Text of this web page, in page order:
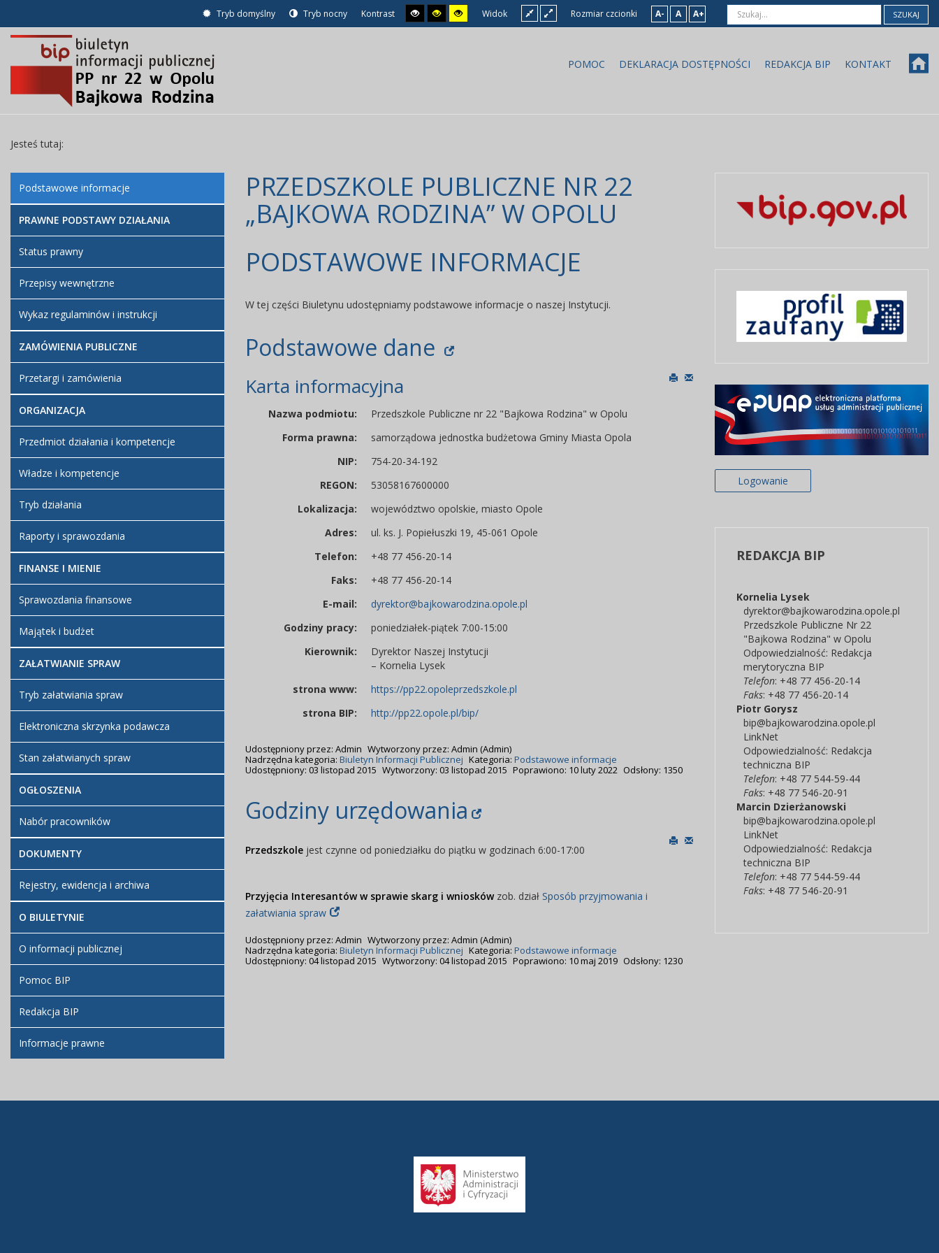
Tryb domyślny Tryb nocny Kontrast Widok Rozmiar czcionki A- A A+ SZUKAJ
POMOC DEKLARACJA DOSTĘPNOŚCI REDAKCJA BIP KONTAKT
Jesteś tutaj:
PRZEDSZKOLE PUBLICZNE NR 22
„BAJKOWA RODZINA” W OPOLU
PODSTAWOWE INFORMACJE
W tej części Biuletynu udostępniamy podstawowe informacje o naszej Instytucji.
Podstawowe dane
Karta informacyjna
Nazwa podmiotu:
Przedszkole Publiczne nr 22 "Bajkowa Rodzina" w Opolu
Forma prawna:
samorządowa jednostka budżetowa Gminy Miasta Opola
NIP:
754-20-34-192
REGON:
53058167600000
Lokalizacja:
województwo opolskie, miasto Opole
Adres:
ul. ks. J. Popiełuszki 19, 45-061 Opole
Telefon:
+48 77 456-20-14
Faks:
+48 77 456-20-14
E-mail:
dyrektor@bajkowarodzina.opole.pl
Godziny pracy:
poniedziałek-piątek 7:00-15:00
Kierownik:
Dyrektor Naszej Instytucji
– Kornelia Lysek
strona www:
https://pp22.opoleprzedszkole.pl
strona BIP:
http://pp22.opole.pl/bip/
Udostępniony przez: Admin Wytworzony przez: Admin (Admin)
Nadrzędna kategoria: Biuletyn Informacji Publicznej Kategoria: Podstawowe informacje
Udostępniony: 03 listopad 2015 Wytworzony: 03 listopad 2015 Poprawiono: 10 luty 2022 Odsłony: 1350
Godziny urzędowania
Przedszkole jest czynne od poniedziałku do piątku w godzinach 6:00-17:00
Przyjęcia Interesantów w sprawie skarg i wnioskówzob. dział Sposób przyjmowania i
załatwiania spraw
Udostępniony przez: Admin Wytworzony przez: Admin (Admin)
Nadrzędna kategoria: Biuletyn Informacji Publicznej Kategoria: Podstawowe informacje
Udostępniony: 04 listopad 2015 Wytworzony: 04 listopad 2015 Poprawiono: 10 maj 2019 Odsłony: 1230
Podstawowe informacje
PRAWNE PODSTAWY DZIAŁANIA
Status prawny
Przepisy wewnętrzne
Wykaz regulaminów i instrukcji
ZAMÓWIENIA PUBLICZNE
Przetargi i zamówienia
ORGANIZACJA
Przedmiot działania i kompetencje
Władze i kompetencje
Tryb działania
Raporty i sprawozdania
FINANSE I MIENIE
Sprawozdania finansowe
Majątek i budżet
ZAŁATWIANIE SPRAW
Tryb załatwiania spraw
Elektroniczna skrzynka podawcza
Stan załatwianych spraw
OGŁOSZENIA
Nabór pracowników
DOKUMENTY
Rejestry, ewidencja i archiwa
O BIULETYNIE
O informacji publicznej
Pomoc BIP
Redakcja BIP
Informacje prawne
Logowanie
REDAKCJABIP
Kornelia Lysek
dyrektor@bajkowarodzina.opole.pl
Przedszkole Publiczne Nr 22
"Bajkowa Rodzina" w Opolu
Odpowiedzialność: Redakcja
merytoryczna BIP
Telefon: +48 77 456-20-14
Faks: +48 77 456-20-14
Piotr Gorysz
bip@bajkowarodzina.opole.pl
LinkNet
Odpowiedzialność: Redakcja
techniczna BIP
Telefon: +48 77 544-59-44
Faks: +48 77 546-20-91
Marcin Dzierżanowski
bip@bajkowarodzina.opole.pl
LinkNet
Odpowiedzialność: Redakcja
techniczna BIP
Telefon: +48 77 544-59-44
Faks: +48 77 546-20-91